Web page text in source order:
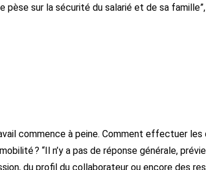
pèse sur la sécurité du salarié et de sa
commence à peine. Comment effectuer les
? “Il n’y a pas de réponse générale,
du profil du collaborateur ou encore des